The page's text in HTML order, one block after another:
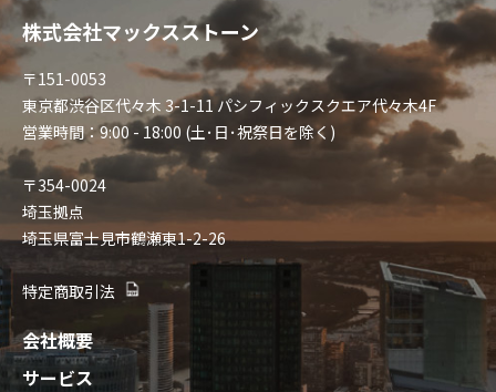
株式会社マックスストーン
〒151-0053
東京都渋谷区代々木 3-1-11 パシフィックスクエア代々木4F
営業時間：9:00 - 18:00 (土･日･祝祭日を除く)
〒354-0024
埼玉拠点
埼玉県富士見市鶴瀬東1-2-26
特定商取引法
会社概要
サービス